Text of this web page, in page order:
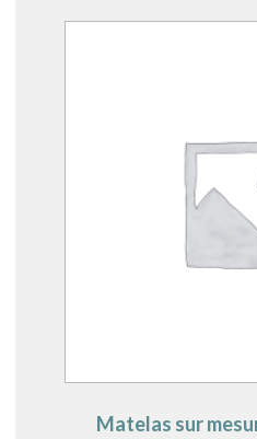
Matelas sur